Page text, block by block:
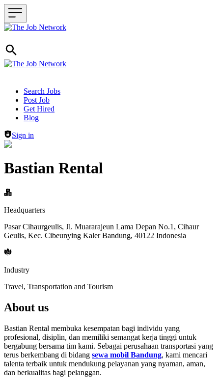
Header navigation
Search Jobs
Post Job
Get Hired
Blog
Sign in
Bastian Rental
Headquarters
Pasar Cihaurgeulis, Jl. Muararajeun Lama Depan No.1, Cihaur
Geulis, Kec. Cibeunying Kaler Bandung, 40122 Indonesia
Industry
Travel, Transportation and Tourism
About us
Bastian Rental membuka kesempatan bagi individu yang
profesional, disiplin, dan memiliki semangat kerja tinggi untuk
bergabung bersama tim kami. Sebagai perusahaan transportasi yang
terus berkembang di bidang sewa mobil Bandung, kami mencari
talenta terbaik untuk mendukung pelayanan yang nyaman, aman,
dan berkualitas bagi pelanggan.